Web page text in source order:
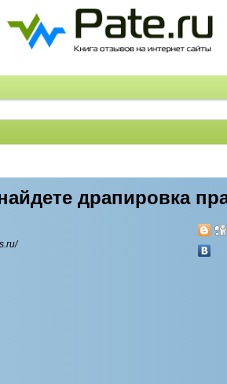
драпировка